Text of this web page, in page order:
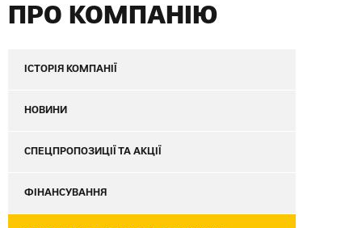
ПРО КОМПАНІЮ
ІСТОРІЯ КОМПАНІЇ
НОВИНИ
СПЕЦПРОПОЗИЦІЇ ТА АКЦІЇ
ФІНАНСУВАННЯ